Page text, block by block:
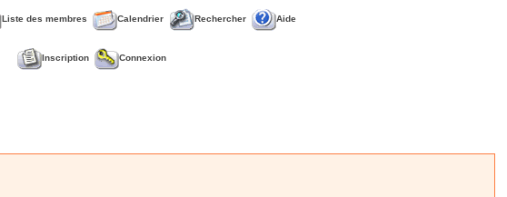
Liste des membres Calendrier Rechercher Aide
Inscription Connexion